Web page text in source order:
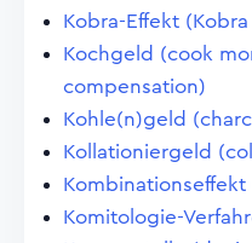
Kobra-Effekt
Kochgeld (cook
compensation)
Kohle(n)geld
Kollationiergeld
Komitologie-